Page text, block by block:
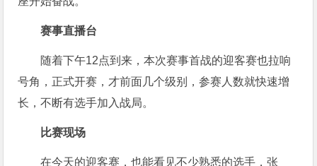
赛事直播台
随着下午12点到来，本次赛事首战的迎客赛也拉响
号角，正式开赛，才前面几个级别，参赛人数就快速增
长，不断有选手加入战局。
比赛现场
在今天的迎客赛，也能看见不少熟悉的选手，张